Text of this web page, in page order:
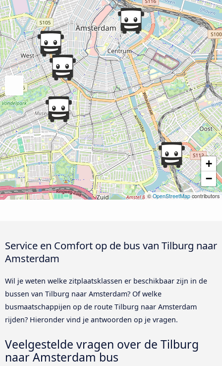
+
−
©OpenStreetMap contributors
Service en Comfort op de bus van Tilburg naar
Amsterdam
Wil je weten welke zitplaatsklassen er beschikbaar zijn in de
bussen van Tilburg naar Amsterdam? Of welke
busmaatschappijen op de route Tilburg naar Amsterdam
rijden? Hieronder vind je antwoorden op je vragen.
Veelgestelde vragen over de Tilburg
naar Amsterdam bus